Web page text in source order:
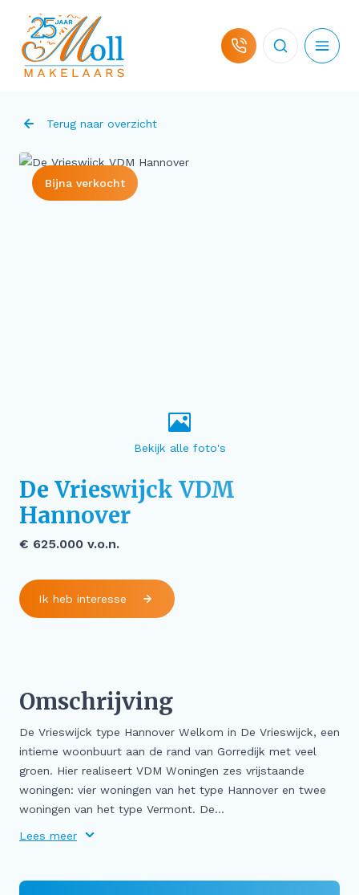
Terug naar overzicht
Bijna verkocht
Bekijk alle foto's
De Vrieswijck VDM
Hannover
€ 625.000 v.o.n.
Ik heb interesse
Omschrijving
De Vrieswijck type Hannover Welkom in De Vrieswijck, een
intieme woonbuurt aan de rand van Gorredijk met veel
groen. Hier realiseert VDM Woningen zes vrijstaande
woningen: vier woningen van het type Hannover en twee
woningen van het type Vermont. De...
Lees meer